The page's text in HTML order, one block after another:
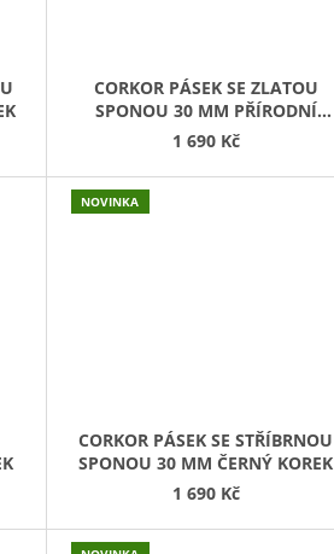
CORKOR PÁSEK SE ZLATOU
SPONOU 30 MM PŘÍRODNÍ
KOREK
1 690 Kč
NOVINKA
CORKOR PÁSEK SE STŘÍBRNOU
SPONOU 30 MM ČERNÝ KOREK
1 690 Kč